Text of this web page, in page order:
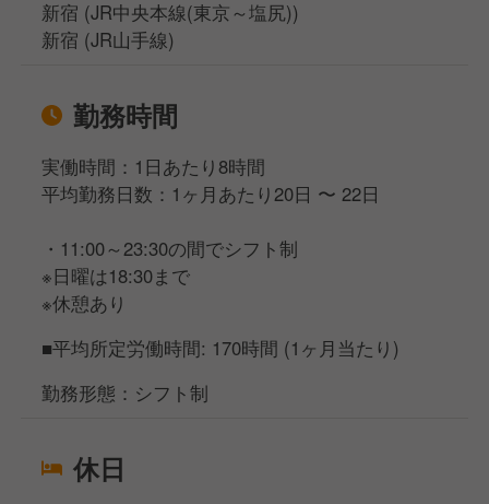
新宿 (JR中央本線(東京～塩尻))
新宿 (JR山手線)
勤務時間
実働時間：1日あたり8時間
平均勤務日数：1ヶ月あたり20日 〜 22日
・11:00～23:30の間でシフト制
※日曜は18:30まで
※休憩あり
■平均所定労働時間: 170時間 (1ヶ月当たり)
勤務形態：シフト制
休日